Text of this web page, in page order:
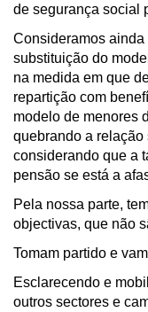
de segurança social
Consideramos
substituição do
na medida em que
repartição com
modelo de menores
quebrando a
considerando que a
pensão se está a
Pela nossa parte,
objectivas, que não
Tomam partido e
Esclarecendo e
outros sectores e